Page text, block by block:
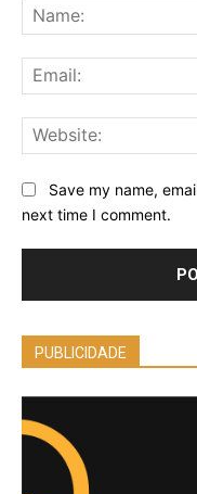
Save my name,
next time I comment.
PUBLICIDADE